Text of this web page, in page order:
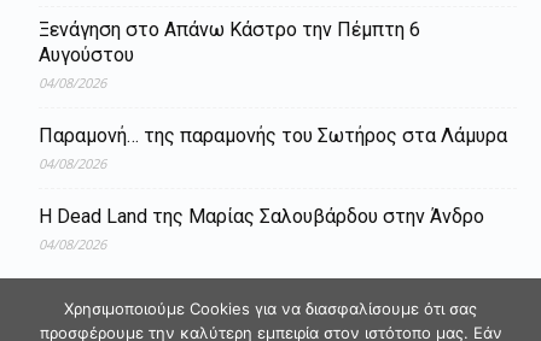
Ξενάγηση στο Απάνω Κάστρο την Πέμπτη 6
Αυγούστου
04/08/2026
Παραμονή… της παραμονής του Σωτήρος στα Λάμυρα
04/08/2026
Η Dead Land της Μαρίας Σαλουβάρδου στην Άνδρο
04/08/2026
Χρησιμοποιούμε Cookies για να διασφαλίσουμε ότι σας
προσφέρουμε την καλύτερη εμπειρία στον ιστότοπο μας. Εάν